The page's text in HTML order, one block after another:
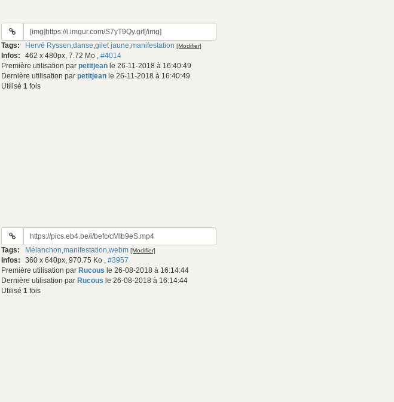
URL
gif:
Tags: Hervé Ryssen,danse,gilet jaune,manifestation [Modifier]
Infos: 462 x 480px, 7.72 Mo , #4014
Première utilisation par petitjean le 26-11-2018 à 16:40:49
Dernière utilisation par petitjean le 26-11-2018 à 16:40:49
Utilisé 1 fois
URL
gif:
Tags: Mélanchon,manifestation,webm [Modifier]
Infos: 360 x 640px, 970.75 Ko , #3957
Première utilisation par Rucous le 26-08-2018 à 16:14:44
Dernière utilisation par Rucous le 26-08-2018 à 16:14:44
Utilisé 1 fois